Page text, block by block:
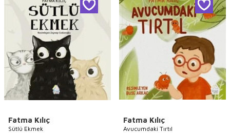
Fatma Kılıç
Sütlü Ekmek
Fatma Kılıç
Avucumdaki Tırtıl